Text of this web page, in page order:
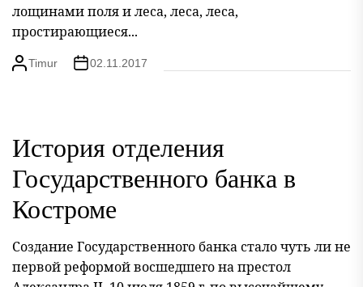
лощинами поля и леса, леса, леса,
простирающиеся...
Timur 02.11.2017
История отделения
Государственного банка в
Костроме
Создание Государственного банка стало чуть ли не
первой реформой восшедшего на престол